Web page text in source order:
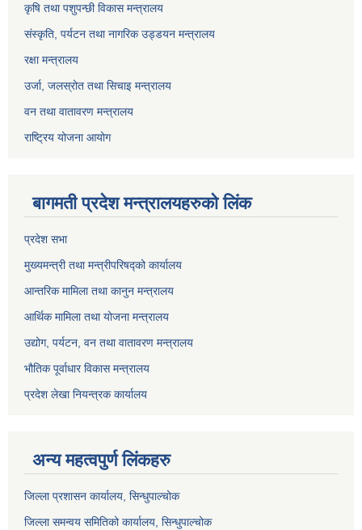
कृषि तथा पशुपन्छी विकास मन्त्रालय
संस्कृति, पर्यटन तथा नागरिक उड्डयन मन्त्रालय
रक्षा मन्त्रालय
उर्जा, जलस्रोत तथा सिचाइ मन्त्रालय
वन तथा वातावरण मन्त्रालय
राष्ट्रिय योजना आयोग
बागमती प्रदेश मन्त्रालयहरुको लिंक
प्रदेश सभा
मुख्यमन्त्री तथा मन्त्रीपरिषद्को कार्यालय
आन्तरिक मामिला तथा कानुन मन्त्रालय
आर्थिक मामिला तथा योजना मन्त्रालय
उद्योग, पर्यटन, वन तथा वातावरण मन्त्रालय
भौतिक पूर्वाधार विकास मन्त्रालय
प्रदेश लेखा नियन्त्रक कार्यालय
अन्य महत्वपुर्ण लिंकहरु
जिल्ला प्रशासन कार्यालय, सिन्धुपाल्चोक
जिल्ला समन्वय समितिको कार्यालय, सिन्धुपाल्चोक